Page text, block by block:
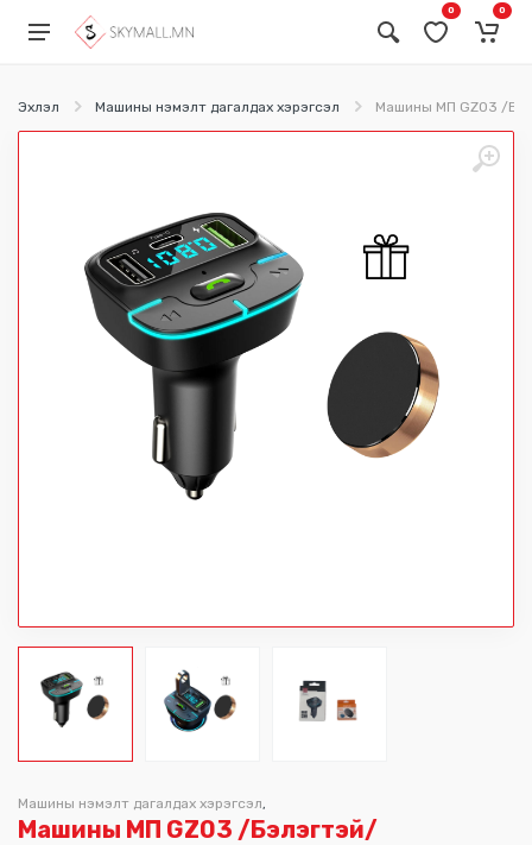
0 0
Эхлэл Машины нэмэлт дагалдах хэрэгсэл Машины МП GZ03 /
Машины нэмэлт дагалдах хэрэгсэл,
Машины МП GZ03 /Бэлэгтэй/